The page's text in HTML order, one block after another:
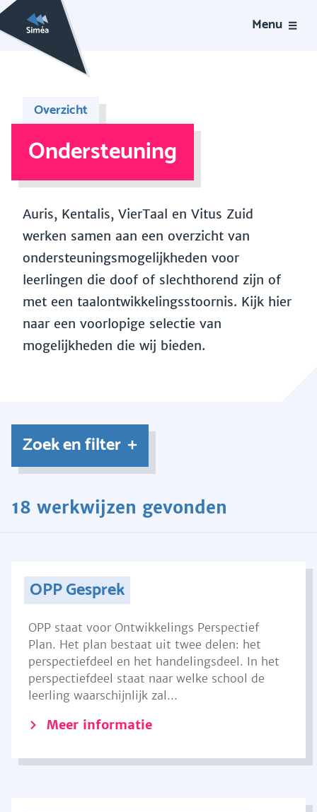
Menu
Overzicht
Ondersteuning
Auris, Kentalis, VierTaal en Vitus Zuid
werken samen aan een overzicht van
ondersteuningsmogelijkheden voor
leerlingen die doof of slechthorend zijn of
met een taalontwikkelingsstoornis. Kijk hier
naar een voorlopige selectie van
mogelijkheden die wij bieden.
Zoek en filter
18 werkwijzen gevonden
OPP Gesprek
OPP staat voor Ontwikkelings Perspectief
Plan. Het plan bestaat uit twee delen: het
perspectiefdeel en het handelingsdeel. In het
perspectiefdeel staat naar welke school de
leerling waarschijnlijk zal...
Meer informatie